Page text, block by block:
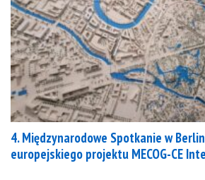
4. Międzynarodowe Spotkanie w
europejskiego projektu MECOG-CE